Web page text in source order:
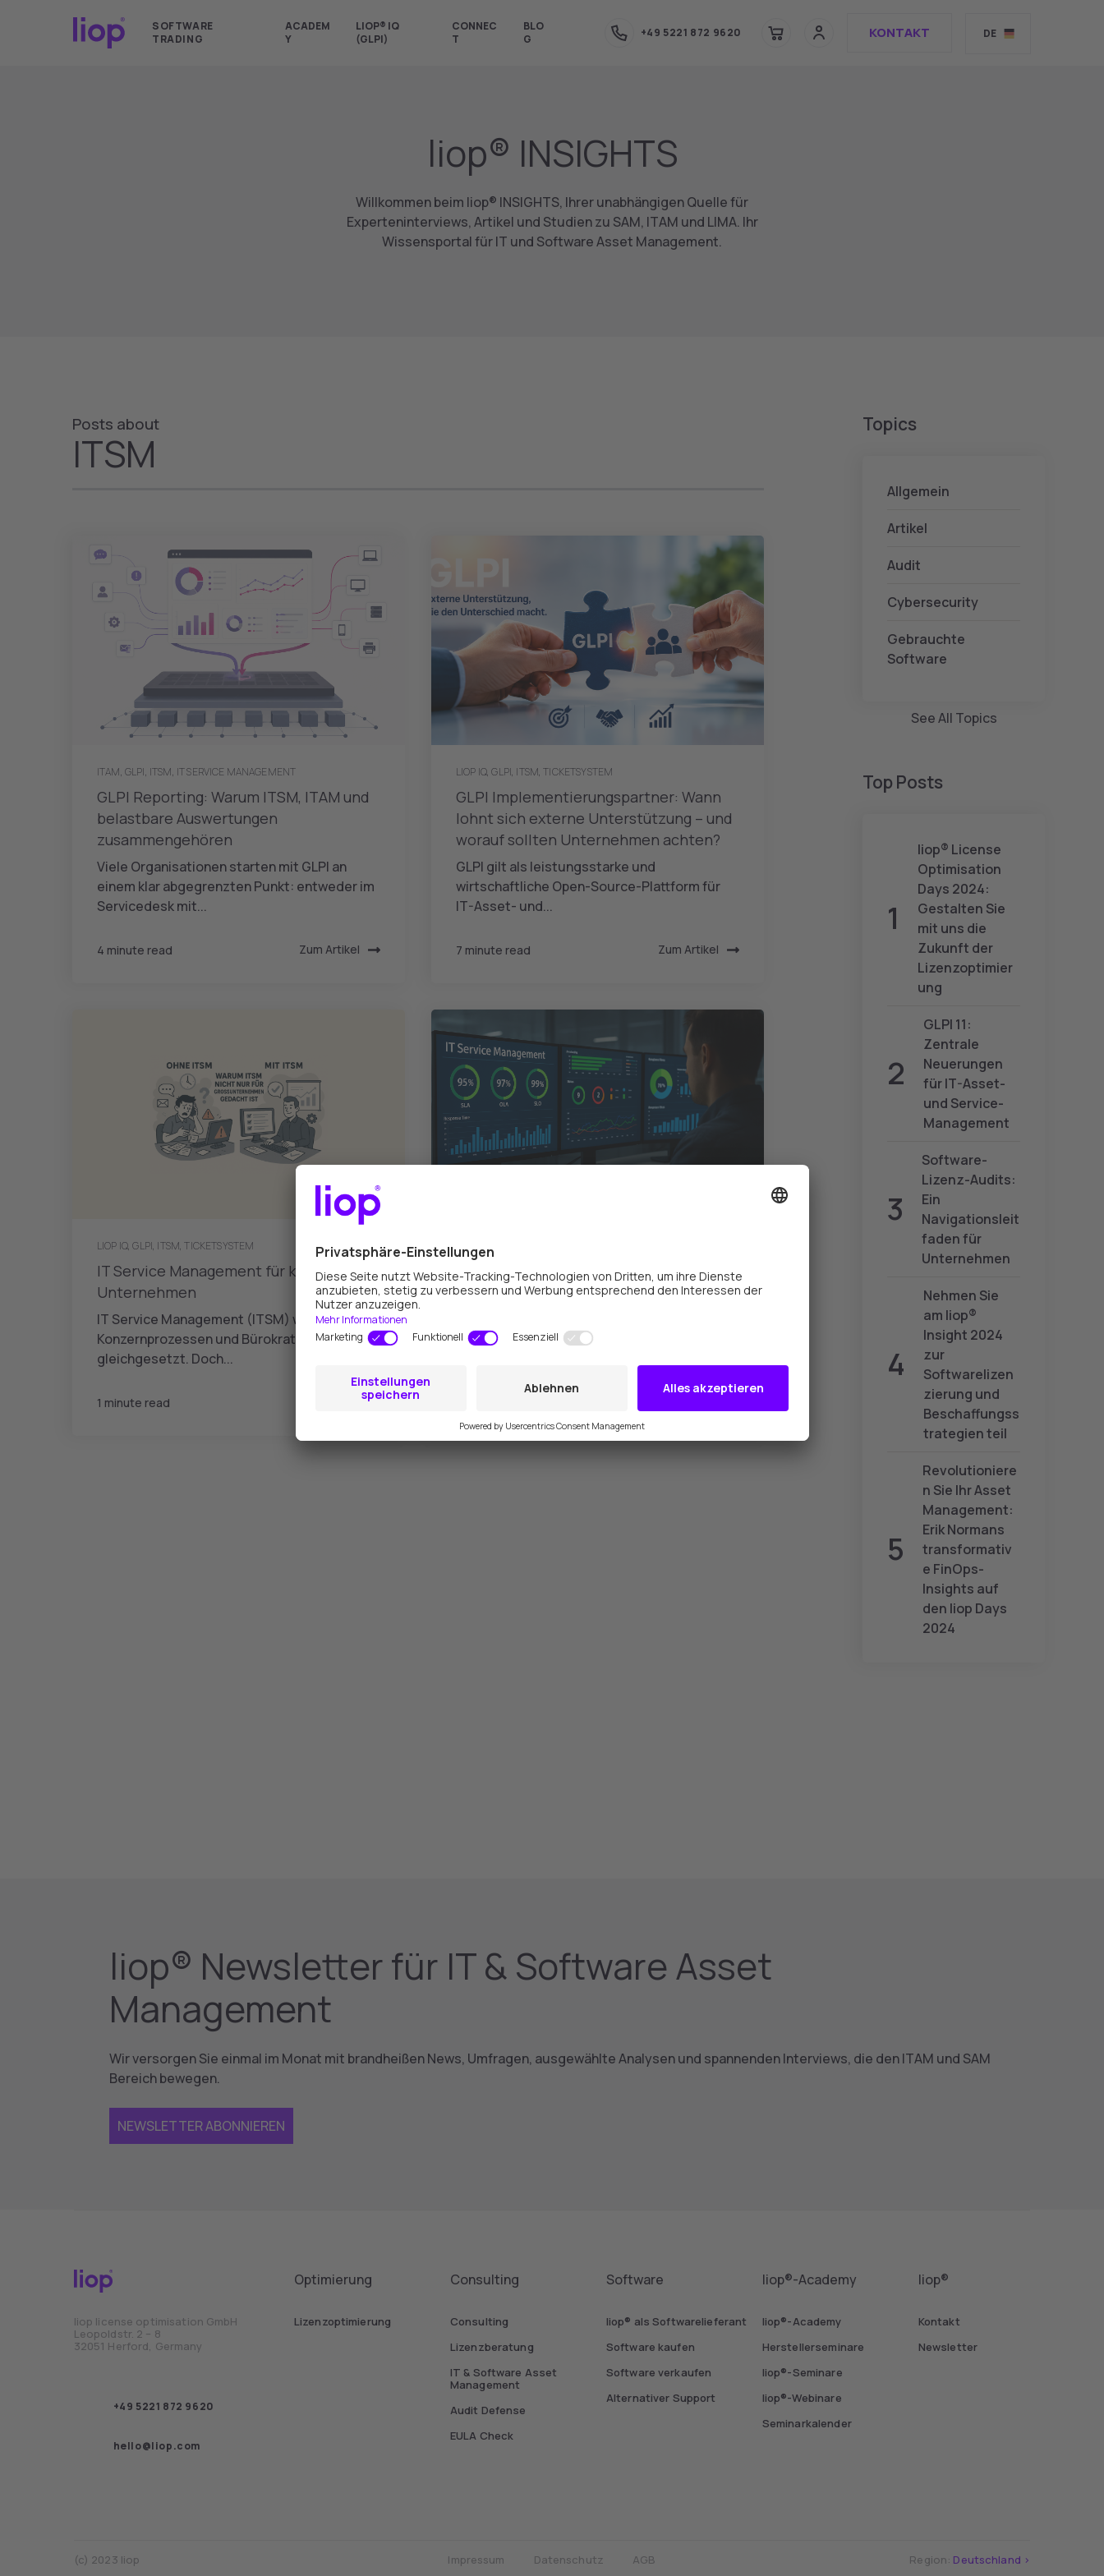
SOFTWARE
TRADING
ACADEM
Y
LIOP® IQ
(GLPI)
CONNEC
T
BLO
G
+49 5221 872 9620 KONTAKT DE
liop® INSIGHTS
Willkommen beim liop® INSIGHTS, Ihrer unabhängigen Quelle für
Experteninterviews, Artikel und Studien zu SAM, ITAM und LIMA. Ihr
Wissensportal für IT und Software Asset Management.
Posts about
ITSM
ITAM, GLPI, ITSM, IT SERVICE MANAGEMENT
GLPI Reporting: Warum ITSM, ITAM und
belastbare Auswertungen
zusammengehören
Viele Organisationen starten mit GLPI an
einem klar abgegrenzten Punkt: entweder im
Servicedesk mit...
4 minute read Zum Artikel
LIOP IQ,GLPI, ITSM,TICKETSYSTEM
GLPI Implementierungspartner: Wann
lohnt sich externe Unterstützung – und
worauf sollten Unternehmen achten?
GLPI gilt als leistungsstarke und
wirtschaftliche Open-Source-Plattform für
IT-Asset- und...
7 minute read Zum Artikel
LIOP IQ,GLPI, ITSM,TICKETSYSTEM
IT Service Management für kleine
Unternehmen
IT Service Management (ITSM) wird oft mit
Konzernprozessen und Bürokratie
gleichgesetzt. Doch...
1 minute read
SLA, OLA, SLO: IT-Services realistisch
steuern
ambitionierte Reaktions- und Lösungszeiten
Topics
Allgemein
Artikel
Audit
Cybersecurity
Gebrauchte
Software
See All Topics
Top Posts
liop® License
Optimisation
Days 2024:
Gestalten Sie
mit uns die
Zukunft der
Lizenzoptimier
ung
GLPI 11:
Zentrale
Neuerungen
für IT-Asset-
und Service-
Management
Software-
Lizenz-Audits:
Ein
Navigationsleit
faden für
Unternehmen
Nehmen Sie
am liop®
Insight 2024
zur
Softwarelizen
zierung und
Beschaffungss
trategien teil
Revolutioniere
n Sie Ihr Asset
Management:
Erik Normans
transformativ
e FinOps-
Insights auf
den liop Days
2024
liop® Newsletter für IT & Software Asset
Management
Wir versorgen Sie einmal im Monat mit brandheißen News, Umfragen, ausgewählte Analysen und spannenden Interviews, die den ITAM und SAM
Bereich bewegen.
NEWSLETTER ABONNIEREN
liop license optimisation GmbH
Leopoldstr. 2 – 8
32051 Herford, Germany
+49 5221 872 9620
hello@liop.com
Optimierung
Lizenzoptimierung
Consulting
Consulting
Lizenzberatung
IT & Software Asset
Management
Audit Defense
EULA Check
Software
liop® als Softwarelieferant
Software kaufen
Software verkaufen
Alternativer Support
liop®-Academy
liop®-Academy
Herstellerseminare
liop®-Seminare
liop®-Webinare
Seminarkalender
liop®
Kontakt
Newsletter
(c) 2023 liop Impressum Datenschutz AGB Region: Deutschland >